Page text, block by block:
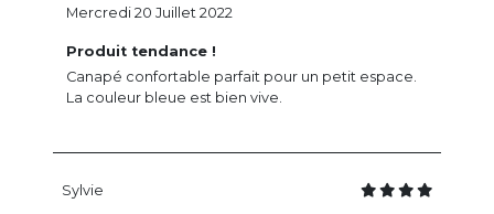
Produit tendance !
Canapé confortable parfait pour un petit espace.
La couleur bleue est bien vive.
Mercredi 20 Juillet 2022
Sylvie